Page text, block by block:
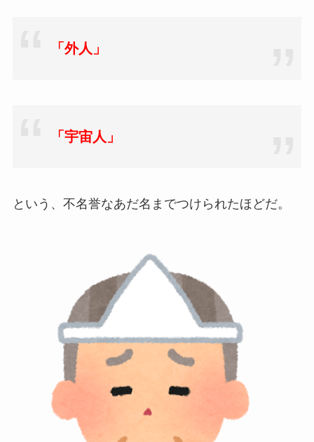
「外人」
「宇宙人」
という、不名誉なあだ名までつけられたほどだ。